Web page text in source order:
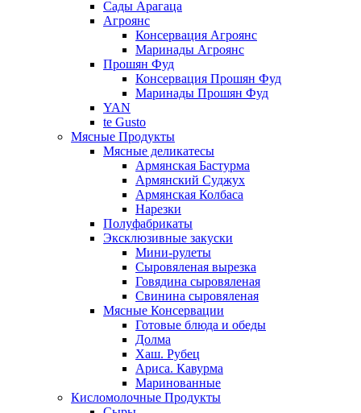
Сады Арагаца
Агроянс
Консервация Агроянс
Маринады Агроянс
Прошян Фуд
Консервация Прошян Фуд
Маринады Прошян Фуд
YAN
te Gusto
Мясные Продукты
Мясные деликатесы
Армянская Бастурма
Армянский Суджух
Армянская Колбаса
Нарезки
Полуфабрикаты
Эксклюзивные закуски
Мини-рулеты
Сыровяленая вырезка
Говядина сыровяленая
Свинина сыровяленая
Мясные Консервации
Готовые блюда и обеды
Долма
Хаш. Рубец
Ариса. Кавурма
Маринованные
Кисломолочные Продукты